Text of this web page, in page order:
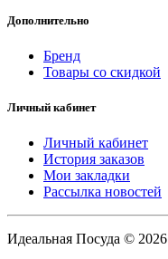
Дополнительно
Бренд
Товары со скидкой
Личный кабинет
Личный кабинет
История заказов
Мои закладки
Рассылка новостей
Идеальная Посуда © 2026